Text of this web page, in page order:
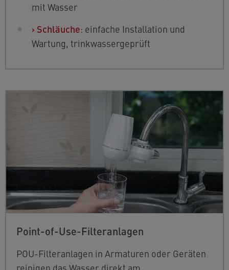
mit Wasser
› Schläuche: einfache Installation und
Wartung, trinkwassergeprüft
Point-of-Use-Filteranlagen
POU-Filteranlagen in Armaturen oder Geräten